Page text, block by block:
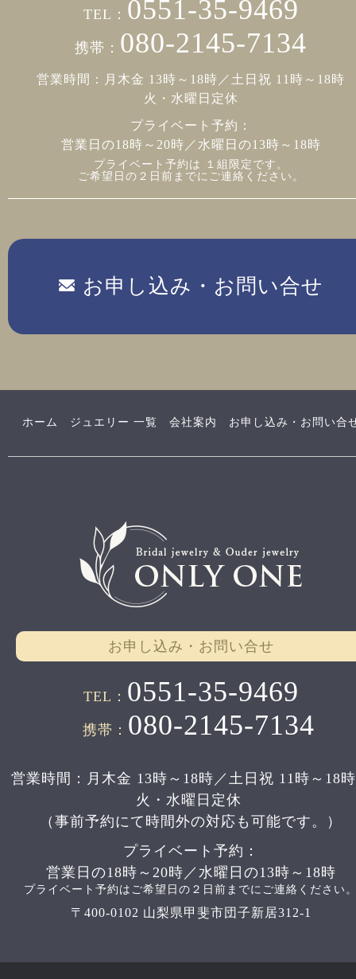
TEL： 0551-35-9469
携帯： 080-2145-7134
営業時間：月木金 13時～18時／土日祝 11時～18時
火・水曜日定休
プライベート予約：
営業日の18時～20時／水曜日の13時～18時
プライベート予約は １組限定です。
ご希望日の２日前までにご連絡ください。
お申し込み・お問い合せ
ホーム ジュエリー 一覧 会社案内 お申し込み・お問い合
お申し込み・お問い合せ
TEL： 0551-35-9469
携帯： 080-2145-7134
営業時間：月木金 13時～18時／土日祝 11時～18
火・水曜日定休
（事前予約にて時間外の対応も可能です。）
プライベート予約：
営業日の18時～20時／水曜日の13時～18時
プライベート予約はご希望日の２日前までにご連絡ください
〒400-0102 山梨県甲斐市団子新居312-1